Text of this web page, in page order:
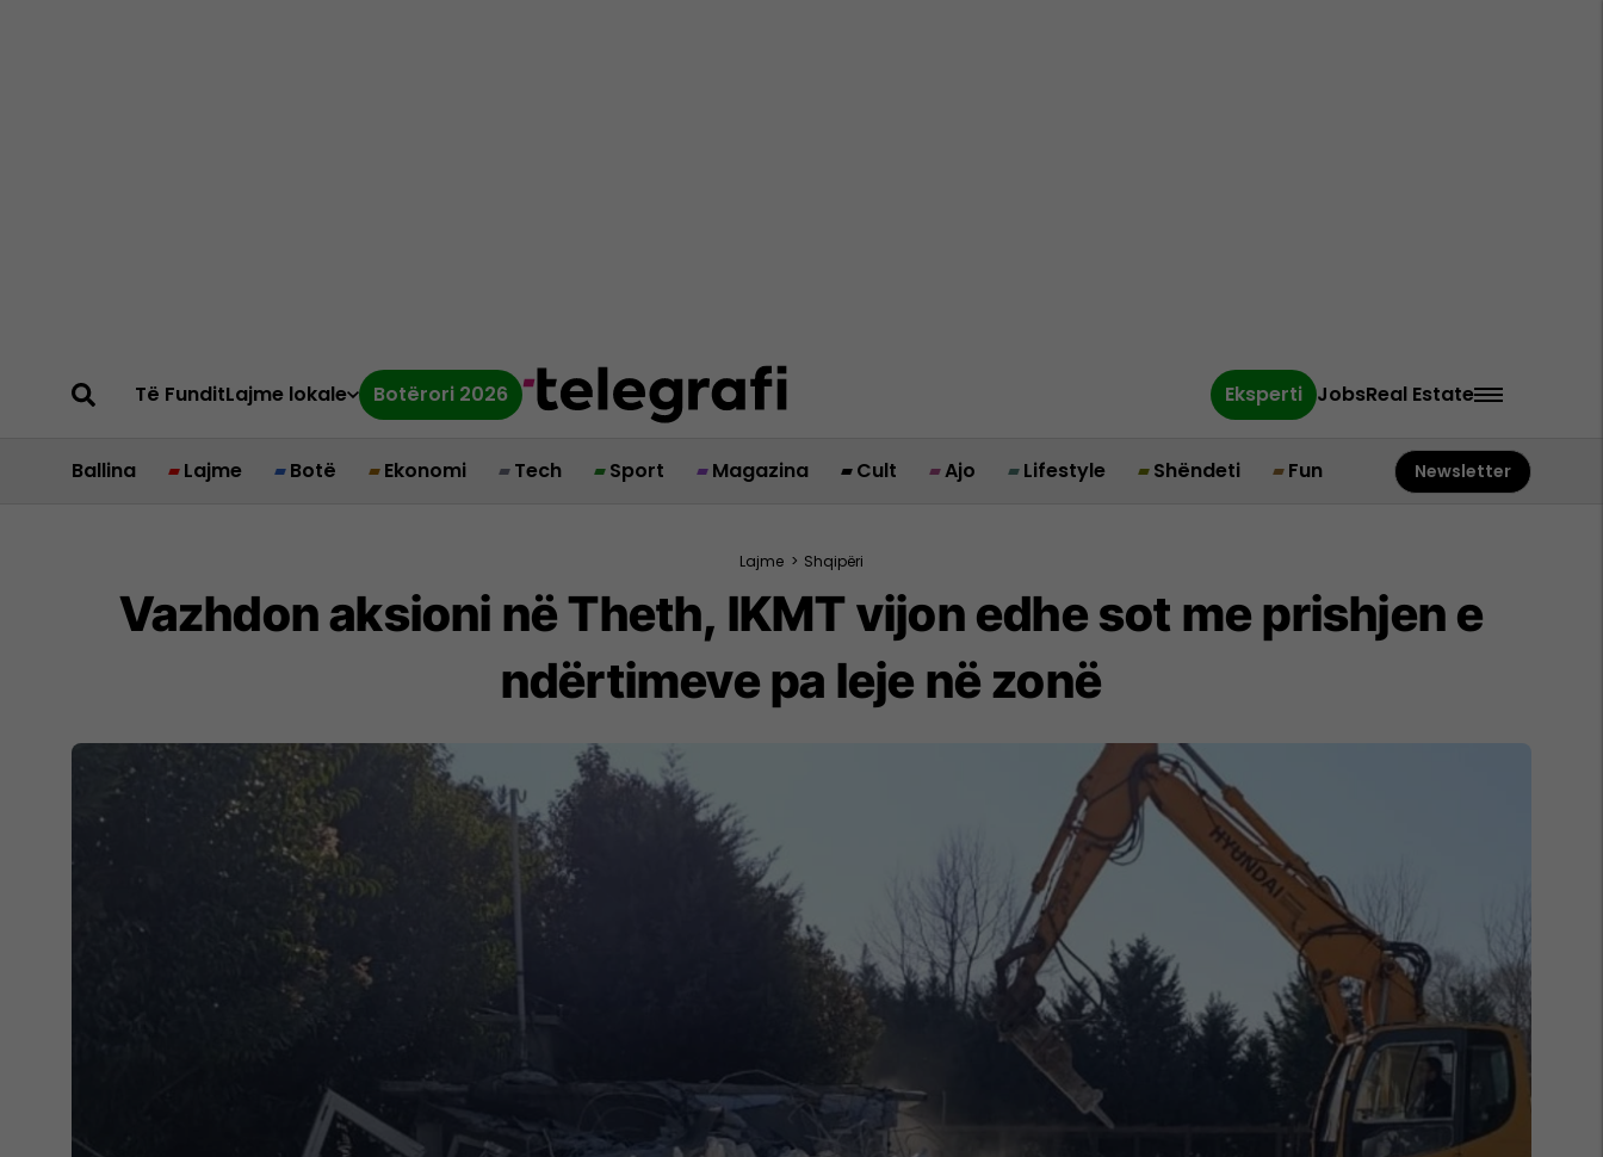
Të FunditLajme lokale Botërori 2026 Eksperti JobsReal Estate
Ballina Lajme Botë Ekonomi Tech Sport Magazina Cult Ajo Lifestyle Shëndeti Fun Newsletter
Lajme > Shqipëri
Vazhdon aksioni në Theth, IKMT vijon edhe sot me prishjen e
ndërtimeve pa leje në zonë